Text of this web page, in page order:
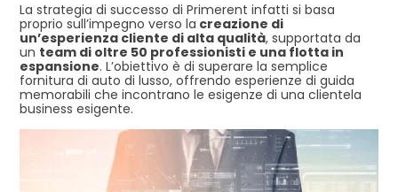
La strategia di successo di Primerent infatti si basa
proprio sull’impegno verso la creazione di
un’esperienza cliente di alta qualità, supportata da
un team di oltre 50 professionisti e una flotta in
espansione. L’obiettivo è di superare la semplice
fornitura di auto di lusso, offrendo esperienze di guida
memorabili che incontrano le esigenze di una clientela
business esigente.